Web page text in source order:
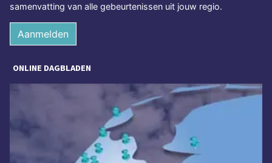
samenvatting van alle gebeurtenissen uit jouw regio.
Aanmelden
ONLINE DAGBLADEN